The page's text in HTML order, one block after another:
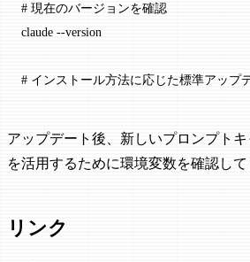
# 現在のバージョンを確認
claude --version
# インストール方法に応じた標準アップ
アップデート後、新しいプロンプト
を活用するために環境変数を確認して
リンク